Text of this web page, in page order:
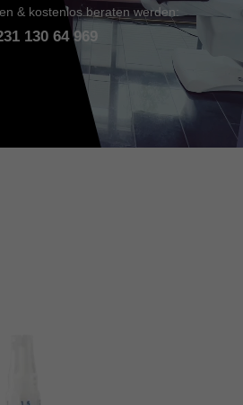
& kostenlos beraten werden:
130 64 969